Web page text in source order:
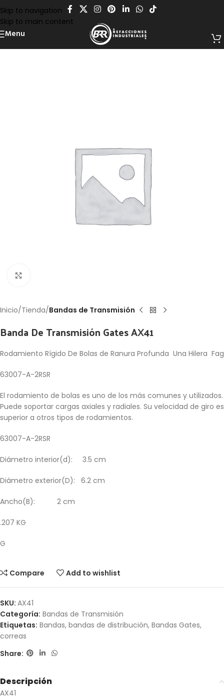
Skip to navigation
Skip to main content
Menu
Inicio Tienda Bandas de Transmisión
Banda De Transmisión Gates AX41
Rodamiento Rígido De Bolas de Ranura Profunda Una Hilera Fag
63007-A-2RSR
El rodamiento de bolas es uno de los más comunes y utilizados.
Puede soportar cargas axiales y radiales. Su velocidad de giro es
superior a otros tipos de rodamientos.
63007-A-2RSR
Diámetro interior(d): 3.5 cm
Diámetro exterior(D): 6.2 cm
Ancho(B): 2 cm
.207 KG
G
Compare Add to wishlist
SKU: AX41
Categoría: Bandas de Transmisión
Etiquetas: Bandas, bandas de distribución, Bandas Gates,
correas
Share:
Descripción
AX41